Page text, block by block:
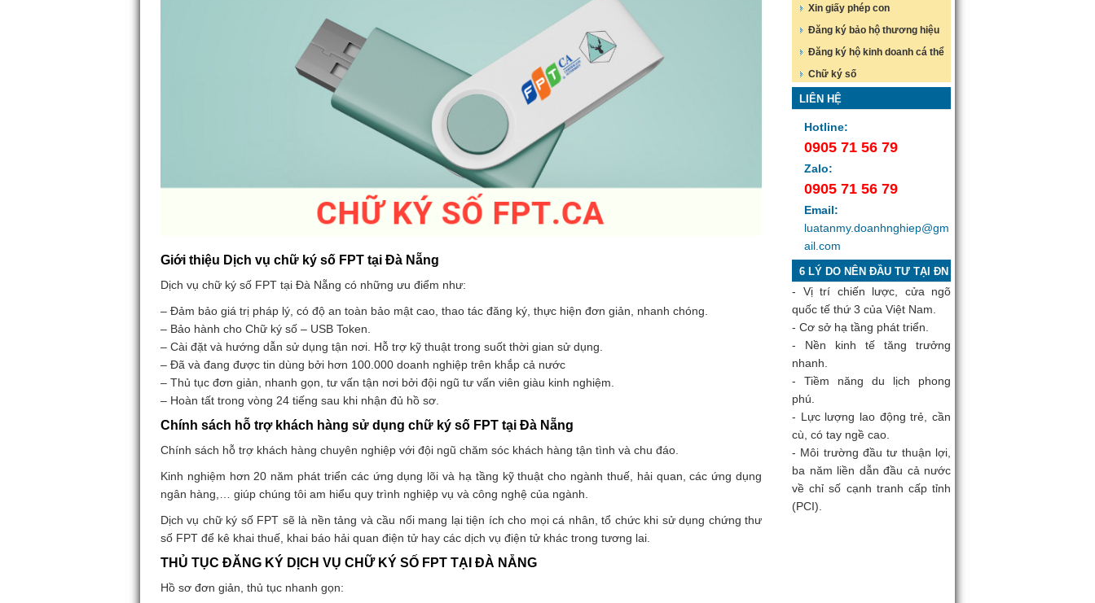
Giới thiệu Dịch vụ chữ ký số FPT tại Đà Nẵng
Dịch vụ chữ ký số FPT tại Đà Nẵng có những ưu điểm như:
– Đảm bảo giá trị pháp lý, có độ an toàn bảo mật cao, thao tác đăng ký, thực hiện đơn giản, nhanh chóng.
– Bảo hành cho Chữ ký số – USB Token.
– Cài đặt và hướng dẫn sử dụng tận nơi. Hỗ trợ kỹ thuật trong suốt thời gian sử dụng.
– Đã và đang được tin dùng bởi hơn 100.000 doanh nghiệp trên khắp cả nước
– Thủ tục đơn giản, nhanh gọn, tư vấn tận nơi bởi đội ngũ tư vấn viên giàu kinh nghiệm.
– Hoàn tất trong vòng 24 tiếng sau khi nhận đủ hồ sơ.
Chính sách hỗ trợ khách hàng sử dụng chữ ký số FPT tại Đà Nẵng
Chính sách hỗ trợ khách hàng chuyên nghiệp với đội ngũ chăm sóc khách hàng tận tình và chu đáo.
Kinh nghiệm hơn 20 năm phát triển các ứng dụng lõi và hạ tầng kỹ thuật cho ngành thuế, hải quan, các ứng dụng
ngân hàng,… giúp chúng tôi am hiểu quy trình nghiệp vụ và công nghệ của ngành.
Dịch vụ chữ ký số FPT sẽ là nền tảng và cầu nối mang lại tiện ích cho mọi cá nhân, tổ chức khi sử dụng chứng thư
số FPT để kê khai thuế, khai báo hải quan điện tử hay các dịch vụ điện tử khác trong tương lai.
THỦ TỤC ĐĂNG KÝ DỊCH VỤ CHỮ KÝ SỐ FPT TẠI ĐÀ NẴNG
Hồ sơ đơn giản, thủ tục nhanh gọn:
Xin giấy phép con
Đăng ký bảo hộ thương hiệu
Đăng ký hộ kinh doanh cá thể
Chữ ký số
LIÊN HỆ
Hotline:
0905 71 56 79
Zalo:
0905 71 56 79
Email:
luatanmy.doanhnghiep@gm
ail.com
6 LÝ DO NÊN ĐẦU TƯ TẠI ĐN
- Vị trí chiến lược, cửa ngõ
quốc tế thứ 3 của Việt Nam.
- Cơ sở hạ tầng phát triển.
- Nền kinh tế tăng trưởng
nhanh.
- Tiềm năng du lịch phong
phú.
- Lực lượng lao động trẻ, cần
cù, có tay ngề cao.
- Môi trường đầu tư thuận lợi,
ba năm liền dẫn đầu cả nước
về chỉ số cạnh tranh cấp tỉnh
(PCI).